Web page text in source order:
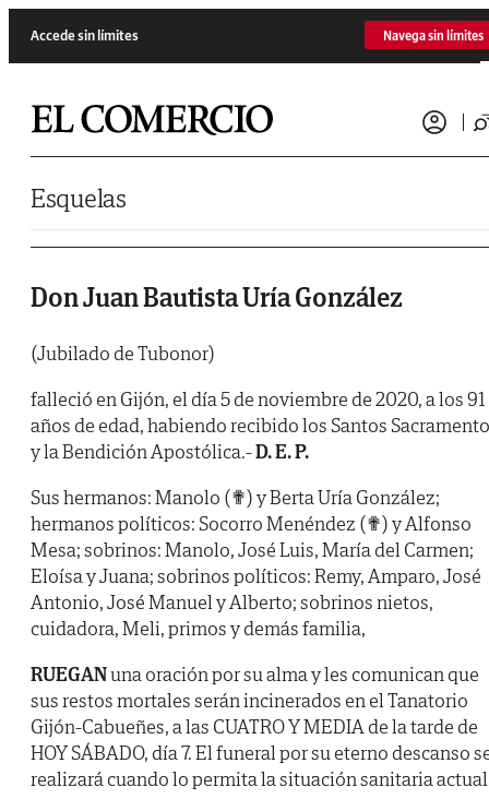
Accede sin límites Navega sin límites
Esquelas
Don Juan Bautista Uría González
(Jubilado de Tubonor)
falleció en Gijón, el día 5 de noviembre de 2020, a los 91
años de edad, habiendo recibido los Santos
y la Bendición Apostólica.-D. E. P.
Sus hermanos: Manolo (✟) y Berta Uría González;
hermanos políticos: Socorro Menéndez (✟) y Alfonso
Mesa; sobrinos: Manolo, José Luis, María del Carmen;
Eloísa y Juana; sobrinos políticos: Remy, Amparo, José
Antonio, José Manuel y Alberto; sobrinos nietos,
cuidadora, Meli, primos y demás familia,
RUEGANuna oración por su alma y les comunican que
sus restos mortales serán incinerados en el Tanatorio
Gijón-Cabueñes, a las CUATRO Y MEDIA de la tarde de
HOY SÁBADO, día 7. El funeral por su eterno descanso
realizará cuando lo permita la situación sanitaria